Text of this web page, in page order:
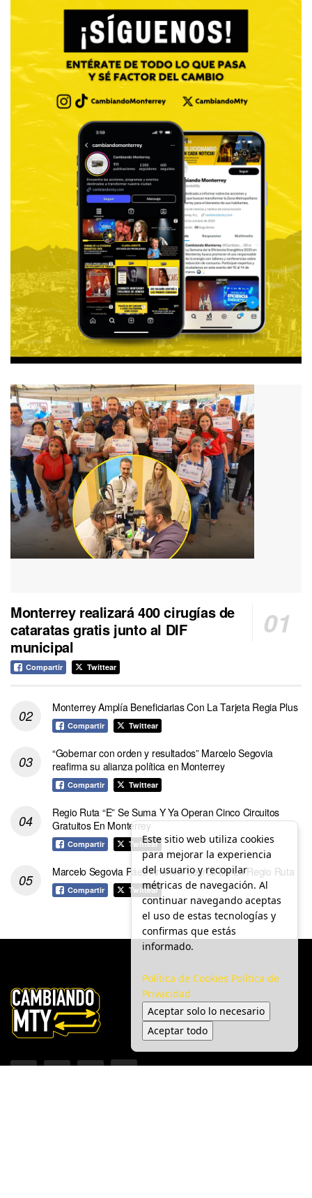
Monterrey realizará 400 cirugías de
cataratas gratis junto al DIF
municipal
Compartir Twittear
Monterrey Amplía Beneficiarias Con La Tarjeta Regia Plus
Compartir Twittear
“Gobernar con orden y resultados” Marcelo Segovia
reafirma su alianza política en Monterrey
Compartir Twittear
Regio Ruta “E” Se Suma Y Ya Operan Cinco Circuitos
Gratuitos En Monterrey
Compartir Twittear
Marcelo Segovia Páez Anuncia Logros De La Regio Ruta
Compartir Twittear
Este sitio web utiliza cookies
para mejorar la experiencia
del usuario y recopilar
métricas de navegación. Al
continuar navegando aceptas
el uso de estas tecnologías y
confirmas que estás
informado.
Política de Cookies Política de
Privacidad
Aceptar solo lo necesario
Aceptar todo